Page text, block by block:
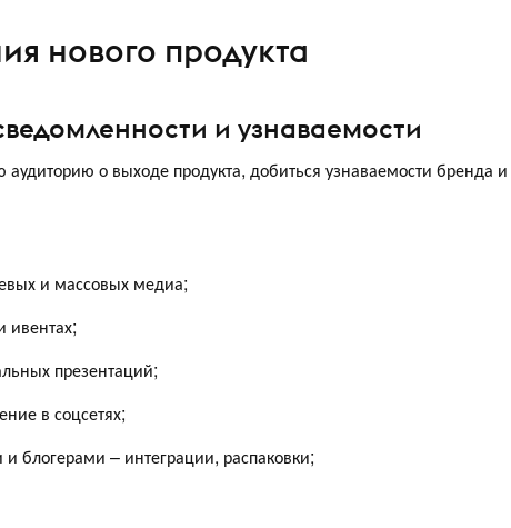
нового продукта
и узнаваемости
о выходе продукта, добиться узнаваемости бренда и
и массовых медиа;
ивентах;
презентаций;
в соцсетях;
блогерами – интеграции, распаковки;